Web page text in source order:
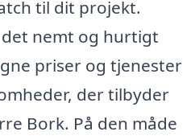
til dit projekt.
nemt og hurtigt
priser og tjenester
der tilbyder
Bork. På den måde